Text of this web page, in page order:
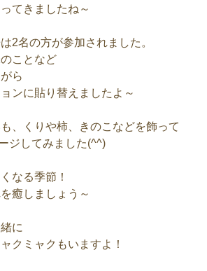
てきましたね～
2名の方が参加されました。
ことなど
ら
ンに貼り替えましたよ～
、くりや柿、きのこなどを飾って
ジしてみました(^^)
なる季節！
癒しましょう～
に
クミャクもいますよ！